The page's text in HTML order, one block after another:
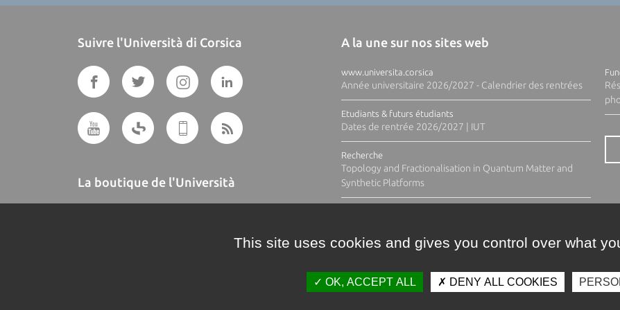
Suivre l'Università di Corsica
La boutique de l'Università
A la une sur nos sites web
www.universita.corsica
Année universitaire 2026/2027 - Calendrier des rentrées
Etudiants & futurs étudiants
Dates de rentrée 2026/2027 | IUT
Recherche
Topology and Fractionalisation in Quantum Matter and
Synthetic Platforms
This site uses cookies and gives you control over what
OK, ACCEPT ALL DENY ALL COOKIES